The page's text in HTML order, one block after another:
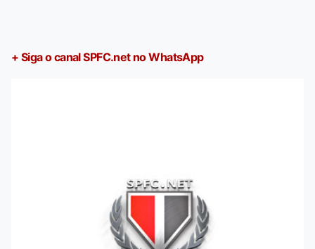
+ Siga o canal SPFC.net no WhatsApp